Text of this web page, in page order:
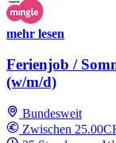
mehr lesen
Ferienjob /
(w/m/d)
Bundesweit
Zwischen